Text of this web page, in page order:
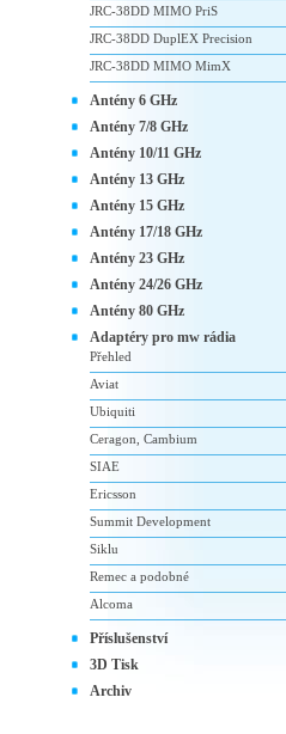
JRC-38DD MIMO PriS
JRC-38DD DuplEX Precision
JRC-38DD MIMO MimX
Antény 6 GHz
Antény 7/8 GHz
Antény 10/11 GHz
Antény 13 GHz
Antény 15 GHz
Antény 17/18 GHz
Antény 23 GHz
Antény 24/26 GHz
Antény 80 GHz
Adaptéry pro mw rádia
Přehled
Aviat
Ubiquiti
Ceragon, Cambium
SIAE
Ericsson
Summit Development
Siklu
Remec a podobné
Alcoma
Příslušenství
3D Tisk
Archiv